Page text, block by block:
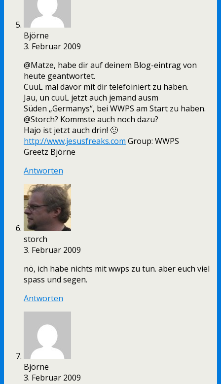
Björne
3. Februar 2009
@Matze, habe dir auf deinem Blog-eintrag von
heute geantwortet.
CuuL mal davor mit dir telefoiniert zu haben.
Jau, un cuuL jetzt auch jemand ausm
Süden „Germanys“, bei WWPS am Start zu haben.
@Storch? Kommste auch noch dazu?
Hajo ist jetzt auch drin! 🙂
http://www.jesusfreaks.com Group: WWPS
Greetz Björne
Antworten
storch
3. Februar 2009
nö, ich habe nichts mit wwps zu tun. aber euch viel
spass und segen.
Antworten
Björne
3. Februar 2009